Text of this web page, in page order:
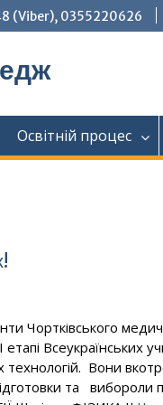
(Viber), 0355220626
Освітній процес
Чортківського
Всеукраїнських
технологій. Вони
та вибороли